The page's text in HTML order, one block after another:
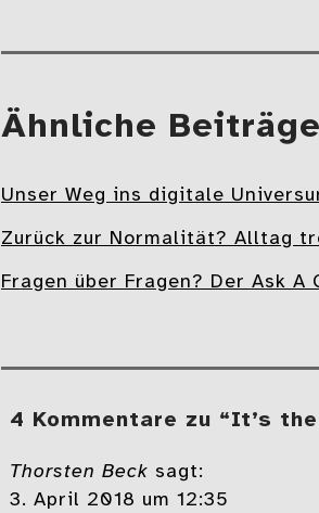
Mehr
Ähnliche Beiträge
Unser Weg ins digitale
Zurück zur Normalität? Alltag
Fragen über Fragen? Der Ask A
4 Kommentare zu “It’s
Thorsten Beck sagt:
3. April 2018 um 12:35